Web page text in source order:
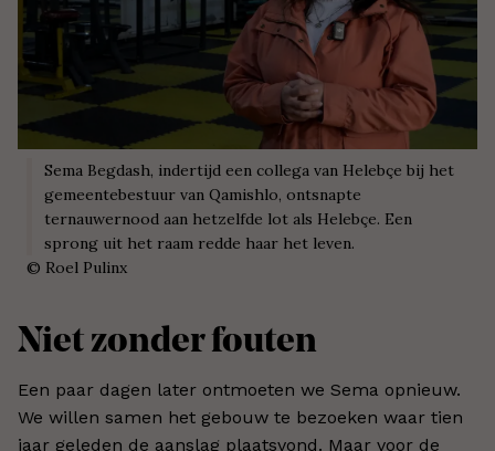
Sema Begdash, indertijd een collega van Helebçe bij het
gemeentebestuur van Qamishlo, ontsnapte
ternauwernood aan hetzelfde lot als Helebçe. Een
sprong uit het raam redde haar het leven.
© Roel Pulinx
Niet zonder fouten
Een paar dagen later ontmoeten we Sema opnieuw.
We willen samen het gebouw te bezoeken waar tien
jaar geleden de aanslag plaatsvond. Maar voor de